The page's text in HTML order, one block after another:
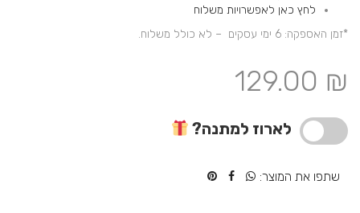
לחץ כאן לאפשרויות משלוח
*זמן האספקה: 6 ימי עסקים – לא כולל משלוח.
129.00 ₪
לארוז למתנה?
שתפו את המוצר: